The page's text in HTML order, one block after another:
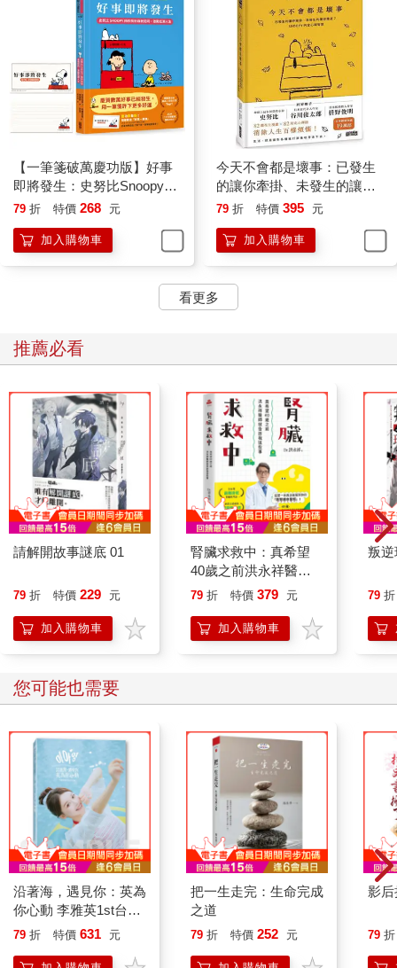
【一筆箋破萬慶功版】好事
即將發生：史努比Snoopy陪
你找到自我認同，激勵低潮
79 折 特價 268 元
加入購物車
今天不會都是壞事：已發生
的讓你牽掛、未發生的讓你
擔憂？SNOOPY史努比的定
79 折 特價 395 元
加入購物車
看更多
推薦必看
請解開故事謎底 01
79 折 特價 229 元
加入購物車
腎臟求救中：真希望
40歲之前洪永祥醫師
就告訴我這些事
79 折 特價 379 元
加入購物車
叛逆
79 折
您可能也需要
沿著海，遇見你：英為
你心動 李雅英1st台灣
感性紙上電影系列
79 折 特價 631 元
把一生走完：生命完成
之道
79 折 特價 252 元
影
79 折